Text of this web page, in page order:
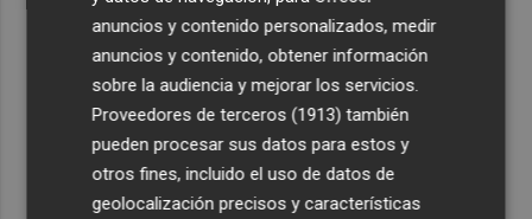
anuncios y contenido personalizados, medir
anuncios y contenido, obtener información
sobre la audiencia y mejorar los servicios.
Proveedores de terceros (1913) también
pueden procesar sus datos para estos y
otros fines, incluido el uso de datos de
geolocalización precisos y características